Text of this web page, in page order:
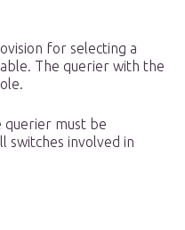
for selecting a
The querier with the
querier must be
switches involved in